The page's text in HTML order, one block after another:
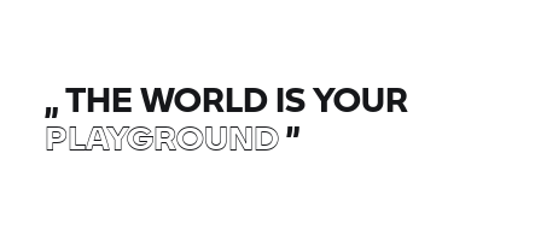
„THE WORLD IS YOUR
PLAYGROUND”